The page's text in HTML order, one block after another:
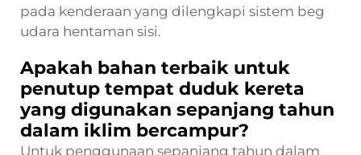
pada kenderaan yang dilengkapi sistem beg
udara hentaman sisi.
Apakah bahan terbaik untuk
penutup tempat duduk kereta
yang digunakan sepanjang tahun
dalam iklim bercampur?
Untuk penggunaan sepanjang tahun dalam